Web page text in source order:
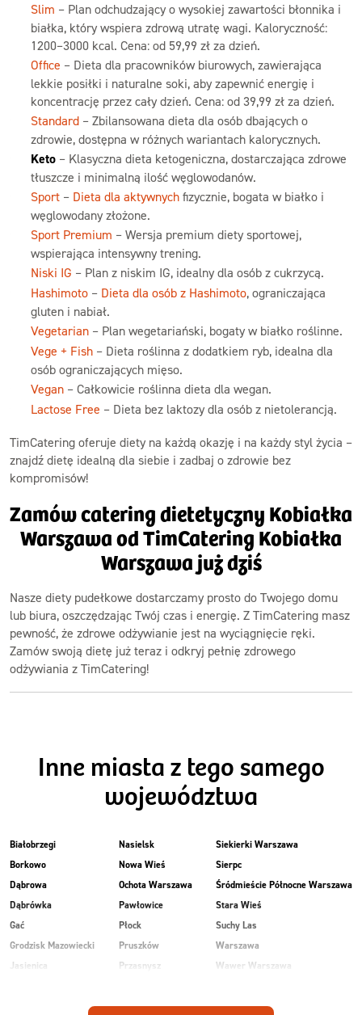
Slim – Plan odchudzający o wysokiej zawartości błonnika i
białka, który wspiera zdrową utratę wagi. Kaloryczność:
1200–3000 kcal. Cena: od 59,99 zł za dzień.
Office – Dieta dla pracowników biurowych, zawierająca
lekkie posiłki i naturalne soki, aby zapewnić energię i
koncentrację przez cały dzień. Cena: od 39,99 zł za dzień.
Standard – Zbilansowana dieta dla osób dbających o
zdrowie, dostępna w różnych wariantach kalorycznych.
Keto – Klasyczna dieta ketogeniczna, dostarczająca zdrowe
tłuszcze i minimalną ilość węglowodanów.
Sport – Dieta dla aktywnych fizycznie, bogata w białko i
węglowodany złożone.
Sport Premium – Wersja premium diety sportowej,
wspierająca intensywny trening.
Niski IG – Plan z niskim IG, idealny dla osób z cukrzycą.
Hashimoto – Dieta dla osób z Hashimoto, ograniczająca
gluten i nabiał.
Vegetarian – Plan wegetariański, bogaty w białko roślinne.
Vege + Fish – Dieta roślinna z dodatkiem ryb, idealna dla
osób ograniczających mięso.
Vegan – Całkowicie roślinna dieta dla wegan.
Lactose Free – Dieta bez laktozy dla osób z nietolerancją.
TimCatering oferuje diety na każdą okazję i na każdy styl życia –
znajdź dietę idealną dla siebie i zadbaj o zdrowie bez
kompromisów!
Zamów catering dietetyczny Kobiałka
Warszawa od TimCatering Kobiałka
Warszawa już dziś
Nasze diety pudełkowe dostarczamy prosto do Twojego domu
lub biura, oszczędzając Twój czas i energię. Z TimCatering masz
pewność, że zdrowe odżywianie jest na wyciągnięcie ręki.
Zamów swoją dietę już teraz i odkryj pełnię zdrowego
odżywiania z TimCatering!
Inne miasta z tego samego
województwa
Białobrzegi
Borkowo
Dąbrowa
Dąbrówka
Gać
Grodzisk Mazowiecki
Jasienica
Nasielsk
Nowa Wieś
Ochota Warszawa
Pawłowice
Płock
Pruszków
Przasnysz
Ruda
Siekierki Warszawa
Sierpc
Śródmieście Północne Warszawa
Stara Wieś
Suchy Las
Warszawa
Wawer Warszawa
Zalesie